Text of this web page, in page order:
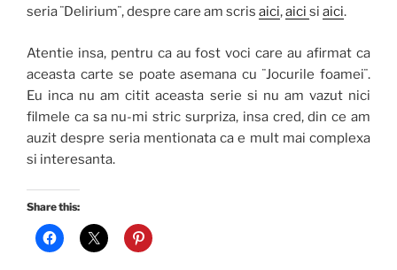
seria ¨Delirium¨, despre care am scris aici,aici si aici.
Atentie insa, pentru ca au fost voci care au afirmat ca
aceasta carte se poate asemana cu ¨Jocurile foamei¨.
Eu inca nu am citit aceasta serie si nu am vazut nici
filmele ca sa nu-mi stric surpriza, insa cred, din ce am
auzit despre seria mentionata ca e mult mai complexa
si interesanta.
Share this: